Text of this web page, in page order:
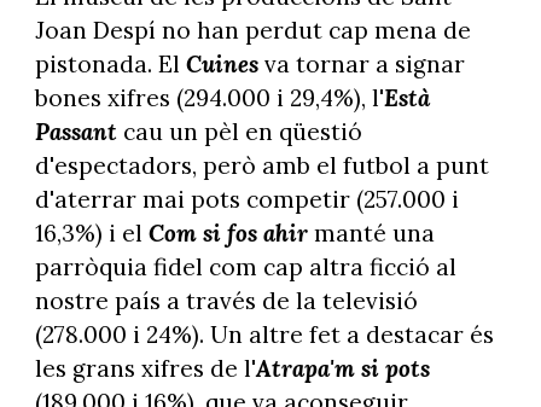
Joan Despí no han perdut cap mena de
pistonada. El Cuinesva tornar a signar
bones xifres (294.000 i 29,4%), l'Està
Passantcau un pèl en qüestió
d'espectadors, però amb el futbol a punt
d'aterrar mai pots competir (257.000 i
16,3%) i el Com si fos ahirmanté una
parròquia fidel com cap altra ficció al
nostre país a través de la televisió
(278.000 i 24%). Un altre fet a destacar és
les grans xifres de l'Atrapa'm si pots